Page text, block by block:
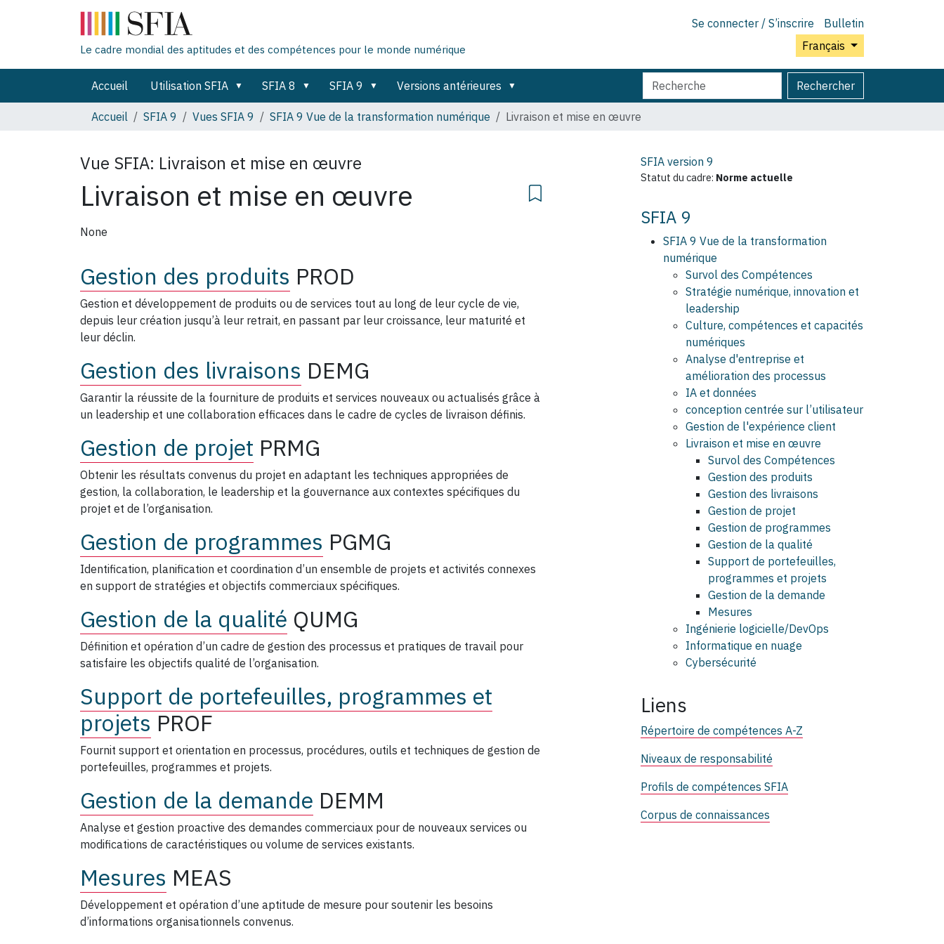
Se connecter / S’inscrire
Bulletin
Français
Le cadre mondial des aptitudes et des compétences pour le monde numérique
Accueil Utilisation SFIA SFIA 8 SFIA 9 Versions antérieures
Chercher
par
Rechercher
Recherche
avancée…
Accueil
SFIA 9 Vues SFIA 9 SFIA 9 Vue de la transformation numérique Livraison et mise en œuvre
Vue SFIA: Livraison et mise en œuvre
Livraison et mise en œuvre
None
Gestion des produits PROD
Gestion et développement de produits ou de services tout au long de leur cycle de vie,
depuis leur création jusqu’à leur retrait, en passant par leur croissance, leur maturité et
leur déclin.
Gestion des livraisons DEMG
Garantir la réussite de la fourniture de produits et services nouveaux ou actualisés grâce à
un leadership et une collaboration efficaces dans le cadre de cycles de livraison définis.
Gestion de projet PRMG
Obtenir les résultats convenus du projet en adaptant les techniques appropriées de
gestion, la collaboration, le leadership et la gouvernance aux contextes spécifiques du
projet et de l’organisation.
Gestion de programmes PGMG
Identification, planification et coordination d’un ensemble de projets et activités connexes
en support de stratégies et objectifs commerciaux spécifiques.
Gestion de la qualité QUMG
Définition et opération d’un cadre de gestion des processus et pratiques de travail pour
satisfaire les objectifs qualité de l’organisation.
Support de portefeuilles, programmes et
projets PROF
Fournit support et orientation en processus, procédures, outils et techniques de gestion de
portefeuilles, programmes et projets.
Gestion de la demande DEMM
Analyse et gestion proactive des demandes commerciaux pour de nouveaux services ou
modifications de caractéristiques ou volume de services existants.
Mesures MEAS
Développement et opération d’une aptitude de mesure pour soutenir les besoins
d’informations organisationnels convenus.
SFIA version 9
Statut du cadre: Norme actuelle
SFIA 9
SFIA 9 Vue de la transformation
numérique
Survol des Compétences
Stratégie numérique, innovation et
leadership
Culture, compétences et capacités
numériques
Analyse d'entreprise et
amélioration des processus
IA et données
conception centrée sur l’utilisateur
Gestion de l'expérience client
Livraison et mise en œuvre
Survol des Compétences
Gestion des produits
Gestion des livraisons
Gestion de projet
Gestion de programmes
Gestion de la qualité
Support de portefeuilles,
programmes et projets
Gestion de la demande
Mesures
Ingénierie logicielle/DevOps
Informatique en nuage
Cybersécurité
Liens
Répertoire de compétences A-Z
Niveaux de responsabilité
Profils de compétences SFIA
Corpus de connaissances